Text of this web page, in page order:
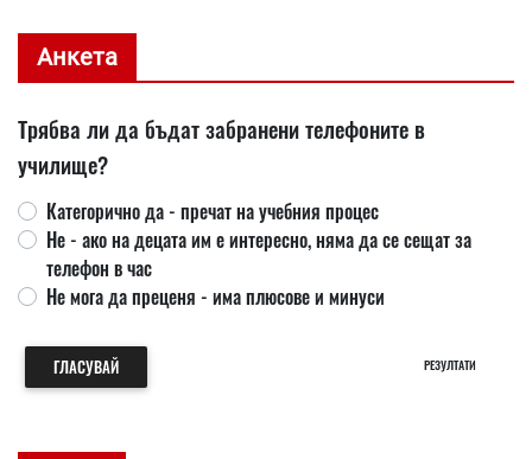
Анкета
Трябва ли да бъдат забранени телефоните в
училище?
Категорично да - пречат на учебния процес
Не - ако на децата им е интересно, няма да се сещат за
телефон в час
Не мога да преценя - има плюсове и минуси
ГЛАСУВАЙ РЕЗУЛТАТИ